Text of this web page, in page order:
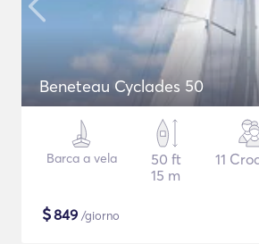
Beneteau Cyclades 50
Barca a vela
50 ft
15 m
11
$849 /giorno